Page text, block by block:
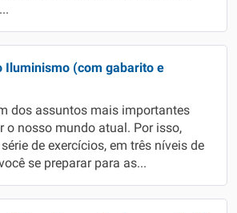
Iluminismo (com gabarito e
dos assuntos mais importantes
o nosso mundo atual. Por isso,
de exercícios, em três níveis de
se preparar para as...